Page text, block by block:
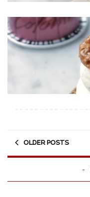
OLDER POSTS